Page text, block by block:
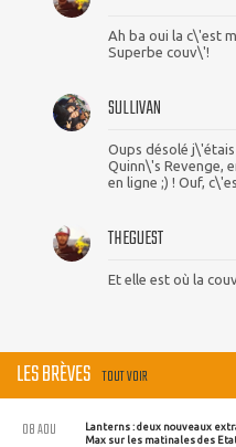
Ah ba oui la c\'est
Superbe couv\'!
SULLIVAN
Oups désolé
Quinn\'s Revenge,
en ligne ;) ! Ouf,
THEGUEST
Et elle est où la
LES BRÈVES TOUT VOIR
Lanterns : deux nouveaux
Max sur les matinales des
08 AOU